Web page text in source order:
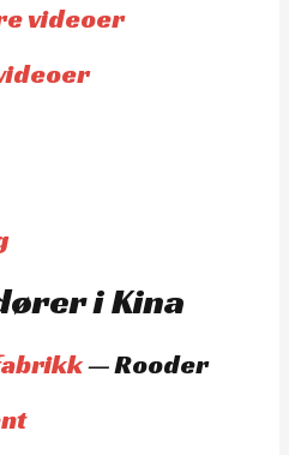
videoer
i Kina
— Rooder